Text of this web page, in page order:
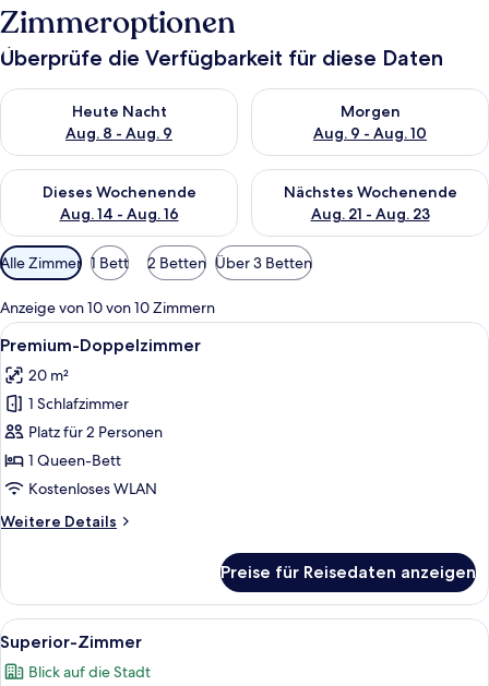
Zimmeroptionen
Überprüfe die Verfügbarkeit für diese Daten
Heute Nacht
Aug. 8 - Aug. 9
Überprüfe die Verfügbarkeit für heute Nacht, Aug. 8 - Aug. 9.
Morgen
Aug. 9 - Aug. 10
Überprüfe die Verfügbarkeit
Dieses Wochenende
Aug. 14 - Aug. 16
Überprüfe die Verfügbarkeit für dieses Wochenende, Aug. 14
Nächstes Wochenende
Aug. 21 - Aug. 23
Überprüfe die Verfügbarkeit
Verfügbare
Filter
für
Zimmer
Alle Zimmer 1 Bett 2 Betten Über 3 Betten
Anzeige von 10 von 10 Zimmern
Alle
Fotos
für
Premium-
Doppelzimmer
anzeigen
Ein Hotelzimmer mit einem großen
5
Premium-Doppelzimmer
20 m²
1 Schlafzimmer
Platz für 2 Personen
1 Queen-Bett
Kostenloses WLAN
Weitere Details
Weitere
Doppelzimmer
Preise für Reisedaten anzeigen
Alle
Fotos
für
Ein Hotelzimmer mit Bett,
6
Superior-Zimmer
Blick auf die Stadt